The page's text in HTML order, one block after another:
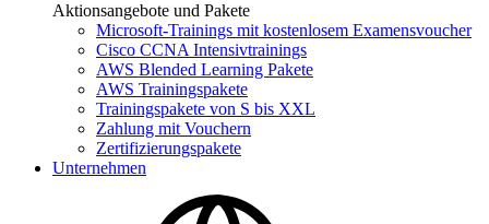
Aktionsangebote und Pakete
Microsoft-Trainings mit kostenlosem Examensvoucher
Cisco CCNA Intensivtrainings
AWS Blended Learning Pakete
AWS Trainingspakete
Trainingspakete von S bis XXL
Zahlung mit Vouchern
Zertifizierungspakete
Unternehmen